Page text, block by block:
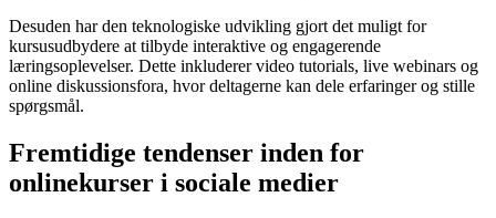
Desuden har den teknologiske udvikling gjort det muligt for
kursusudbydere at tilbyde interaktive og engagerende
læringsoplevelser. Dette inkluderer video tutorials, live webinars og
online diskussionsfora, hvor deltagerne kan dele erfaringer og stille
spørgsmål.
Fremtidige tendenser inden for
onlinekurser i sociale medier